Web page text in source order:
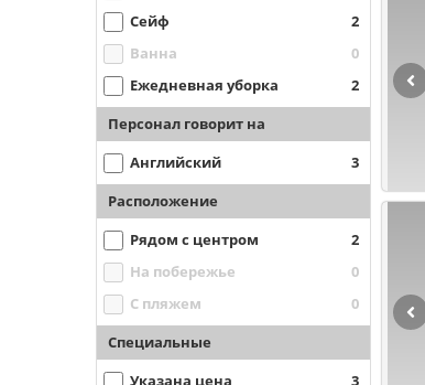
Сейф
2
Ванна
0
Ежедневная уборка
2
Персонал говорит на
Английский 3
Расположение
Рядом с центром
2
На побережье
0
С пляжем
0
Специальные
Указана цена
3